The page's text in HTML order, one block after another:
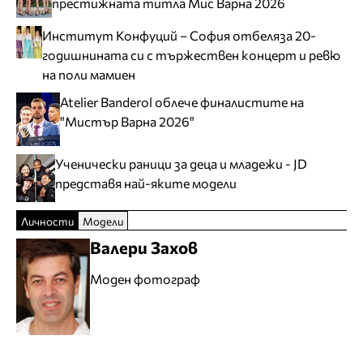
Институт Конфуций – София отбеляза 20-
годишнината си с тържествен концерт и ревю
на поли мамиен
Atelier Banderol облече финалистите на
"Мистър Варна 2026"
Ученически раници за деца и младежи - JD
представя най-яките модели
Личности Модели
Валери Захов
Моден фотограф